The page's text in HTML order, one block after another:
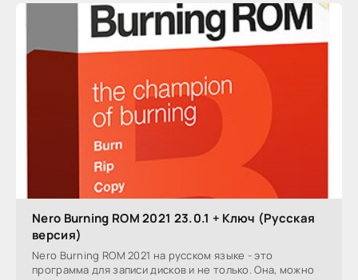
Nero Burning ROM 2021 23.0.1 + Ключ (Русская
версия)
Nero Burning ROM 2021 на русском языке - это
программа для записи дисков и не только. Она, можно